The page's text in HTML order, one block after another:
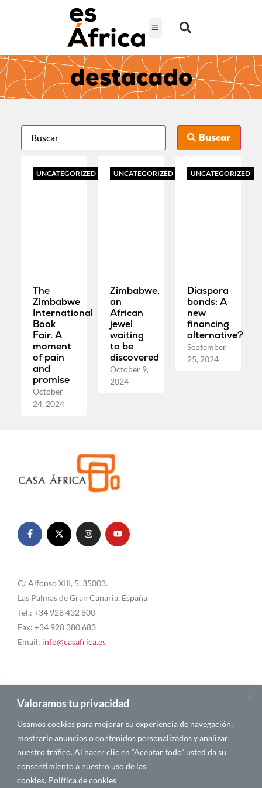
Valoramos tu privacidad
Usamos cookies para mejorar su experiencia de navegación,
mostrarle anuncios o contenidos personalizados y analizar
nuestro tráfico. Al hacer clic en “Aceptar todo” usted da su
consentimiento a nuestro uso de las
cookies. Política de cookies
destacado
Buscar
UNCATEGORIZED
The
Zimbabwe
International
Book
Fair. A
moment
of pain
and
promise
October
24, 2024
UNCATEGORIZED
Zimbabwe,
an
African
jewel
waiting
to be
discovered
October 9,
2024
UNCATEGORIZED
Diaspora
bonds: A
new
financing
alternative?
September
25, 2024
C/ Alfonso XIII, 5. 35003.
Las Palmas de Gran Canaria. España
Tel.: +34 928 432 800
Fax: +34 928 380 683
Email: info@casafrica.es
Blog
About Us
Personalities
English